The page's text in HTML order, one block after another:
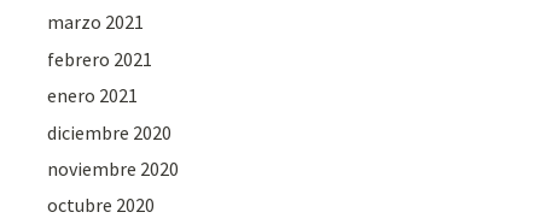
marzo 2021
febrero 2021
enero 2021
diciembre 2020
noviembre 2020
octubre 2020